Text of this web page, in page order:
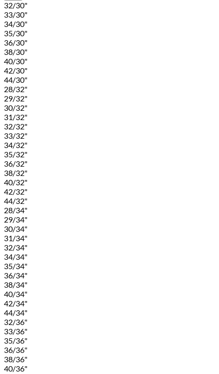
32/30"
33/30"
34/30"
35/30"
36/30"
38/30"
40/30"
42/30"
44/30"
28/32"
29/32"
30/32"
31/32"
32/32"
33/32"
34/32"
35/32"
36/32"
38/32"
40/32"
42/32"
44/32"
28/34"
29/34"
30/34"
31/34"
32/34"
34/34"
35/34"
36/34"
38/34"
40/34"
42/34"
44/34"
32/36"
33/36"
35/36"
36/36"
38/36"
40/36"